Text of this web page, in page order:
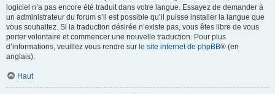
logiciel n’a pas encore été traduit dans votre langue. Essayez de demander à
un administrateur du forum s’il est possible qu’il puisse installer la langue que
vous souhaitez. Si la traduction désirée n’existe pas, vous êtes libre de vous
porter volontaire et commencer une nouvelle traduction. Pour plus
d’informations, veuillez vous rendre sur le site internet de phpBB® (en
anglais).
Haut